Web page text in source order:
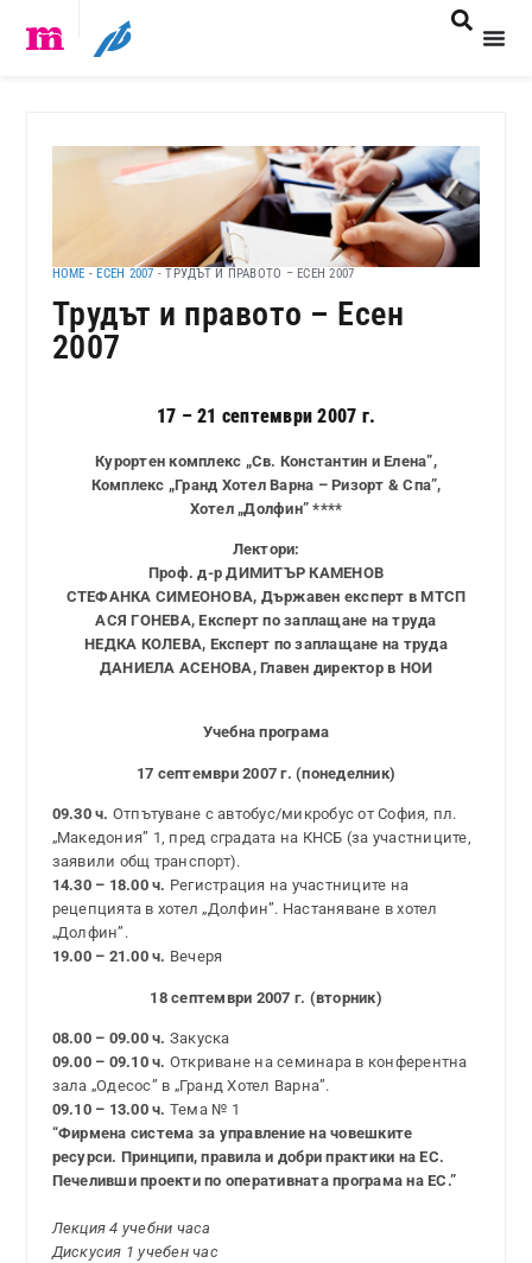
HOME - ЕСЕН 2007 -ТРУДЪТ И ПРАВОТО – ЕСЕН 2007
Трудът и правото – Есен
2007
17 – 21 септември 2007 г.
Курортен комплекс „Св. Константин и Елена”,
Комплекс „Гранд Хотел Варна – Ризорт & Спа”,
Хотел „Долфин” ****
Лектори:
Проф. д-р ДИМИТЪР КАМЕНОВ
СТЕФАНКА СИМЕОНОВА, Държавен експерт в МТСП
АСЯ ГОНЕВА, Експерт по заплащане на труда
НЕДКА КОЛЕВА, Експерт по заплащане на труда
ДАНИЕЛА АСЕНОВА, Главен директор в НОИ
Учебна програма
17 септември 2007 г. (понеделник)
09.30 ч. Отпътуване с автобус/микробус от София, пл.
„Македония” 1, пред сградата на КНСБ (за участниците,
заявили общ транспорт).
14.30 – 18.00 ч. Регистрация на участниците на
рецепцията в хотел „Долфин”. Настаняване в хотел
„Долфин”.
19.00 – 21.00 ч. Вечеря
18 септември 2007 г. (вторник)
08.00 – 09.00 ч. Закуска
09.00 – 09.10 ч. Откриване на семинара в конферентна
зала „Одесос” в „Гранд Хотел Варна”.
09.10 – 13.00 ч. Тема № 1
“Фирмена система за управление на човешките
ресурси. Принципи, правила и добри практики на ЕС.
Печеливши проекти по оперативната програма на ЕС.”
Лекция 4 учебни часа
Дискусия 1 учебен час